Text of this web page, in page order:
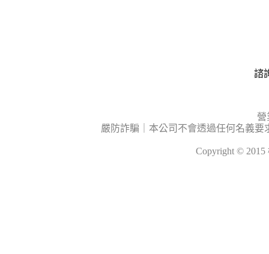
諮
營
嚴防詐騙｜本公司不會透過任何名義
Copyright ©